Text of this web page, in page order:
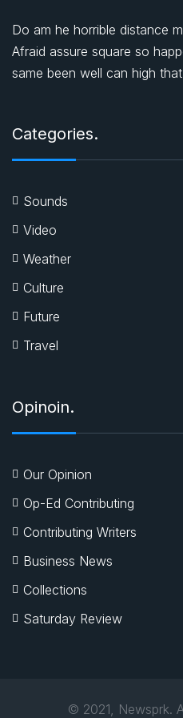
Do am he horrible distance
Afraid assure square so
same been well can high
Categories.
Sounds
Video
Weather
Culture
Future
Travel
Opinoin.
Our Opinion
Op-Ed Contributing
Contributing Writers
Business News
Collections
Saturday Review
© 2021, Newsprk.